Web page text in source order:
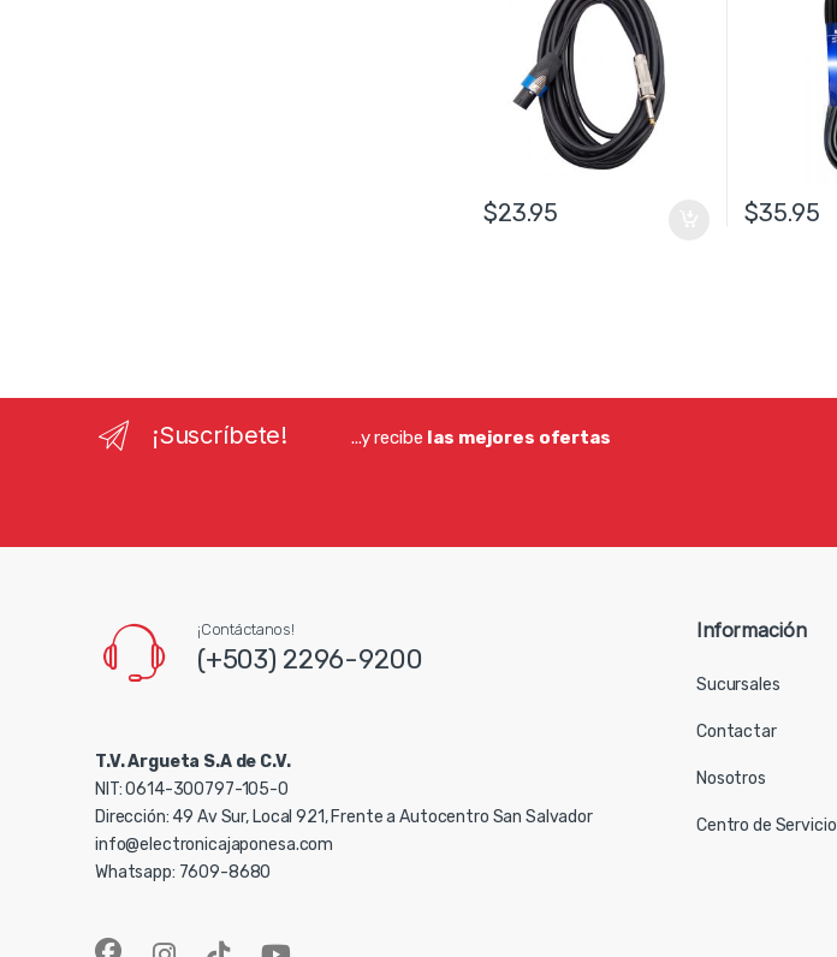
$23.95 $35.95
¡Suscríbete! ...y recibe las mejores ofertas
¡Contáctanos!
(+503) 2296-9200
T.V. Argueta S.A de C.V.
NIT: 0614-300797-105-0
Dirección: 49 Av Sur, Local 921, Frente a Autocentro San Salvador
info@electronicajaponesa.com
Whatsapp: 7609-8680
Información
Sucursales
Contactar
Nosotros
Centro de Servicio